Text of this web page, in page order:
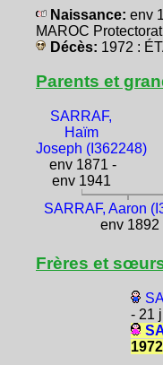
Naissance: env
MAROC
Décès: 1972 :
Parents et
SARRAF,
Haïm
Joseph (I362248)
env 1871 -
env 1941
SARRAF, Aaron
env 1892
Frères et
- 21